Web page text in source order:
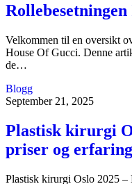
Velkommen til en oversikt
House Of Gucci. Denne
de…
Blogg
September 21, 2025
Plastisk kirurgi
priser og
Plastisk kirurgi Oslo 2025 –